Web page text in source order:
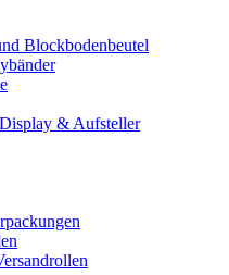
Blockbodenbeutel
& Aufsteller